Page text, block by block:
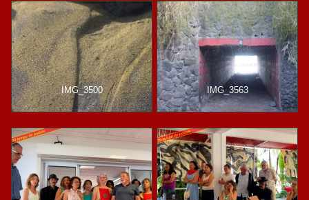
IMG_3500 IMG_3563